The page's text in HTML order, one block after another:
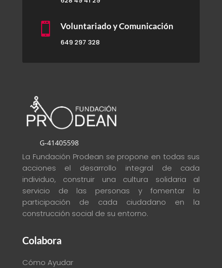
 Voluntariado y Comunicación
649 297 328
G-41405598
La Fundación Prodean se propone en todas sus
acciones el desarrollo integral de cada
individuo, construir una cultura solidaria al
servicio de las personas y fomentar la
participación de cada ciudadano en la
construcción social de su entorno.
Colabora
Cómo Ayudar